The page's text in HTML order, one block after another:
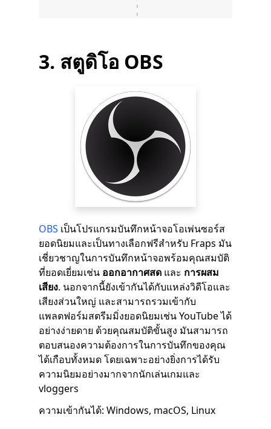
3. สตูดิโอ OBS
OBS เป็นโปรแกรมบันทึกหน้าจอโอเพ่นซอร์ส
ยอดนิยมและเป็นทางเลือกฟรีสำหรับ Fraps มัน
เชี่ยวชาญในการบันทึกหน้าจอพร้อมคุณสมบัติ
ที่ยอดเยี่ยมเช่น ออกอากาศสด และ การผสม
เสียง. นอกจากนี้ยังเข้ากันได้กับแหล่งวิดีโอและ
เสียงส่วนใหญ่ และสามารถรวมเข้ากับ
แพลตฟอร์มสตรีมมิ่งยอดนิยมเช่น YouTube ได้
อย่างง่ายดาย ด้วยคุณสมบัติขั้นสูง มันสามารถ
ตอบสนองความต้องการในการบันทึกของคุณ
ได้เกือบทั้งหมด โดยเฉพาะอย่างยิ่งการได้รับ
ความนิยมอย่างมากจากนักเล่นเกมและ
vloggers
ความเข้ากันได้: Windows, macOS, Linux